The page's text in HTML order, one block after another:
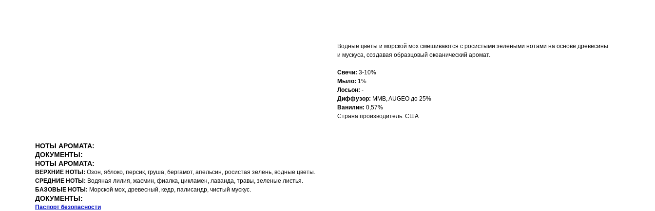
Водные цветы и морской мох смешиваются с росистыми зелеными нотами на основе древесины
и мускуса, создавая образцовый океанический аромат.
Свечи: 3-10%
Мыло: 1%
Лосьон: -
Диффузор: MMB, AUGEO до 25%
Ванилин: 0,57%
Страна производитель: США
НОТЫ АРОМАТА:
ДОКУМЕНТЫ:
НОТЫ АРОМАТА:
ВЕРХНИЕ НОТЫ: Озон, яблоко, персик, груша, бергамот, апельсин, росистая зелень, водные цветы.
СРЕДНИЕ НОТЫ: Водяная лилия, жасмин, фиалка, цикламен, лаванда, травы, зеленые листья.
БАЗОВЫЕ НОТЫ: Морской мох, древесный, кедр, палисандр, чистый мускус.
ДОКУМЕНТЫ:
Паспорт безопасности